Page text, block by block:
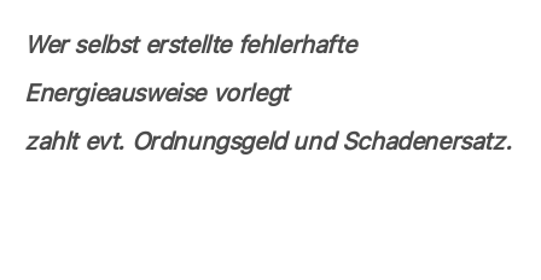
Wer selbst erstellte fehlerhafte
Energieausweise vorlegt
zahlt evt. Ordnungsgeld und Schadenersatz.